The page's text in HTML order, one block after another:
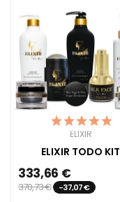
ELIXIR
ELIXIR TODO KIT
333,66 €
370,73 € -37,07 €